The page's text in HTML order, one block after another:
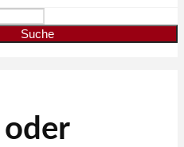
Suche